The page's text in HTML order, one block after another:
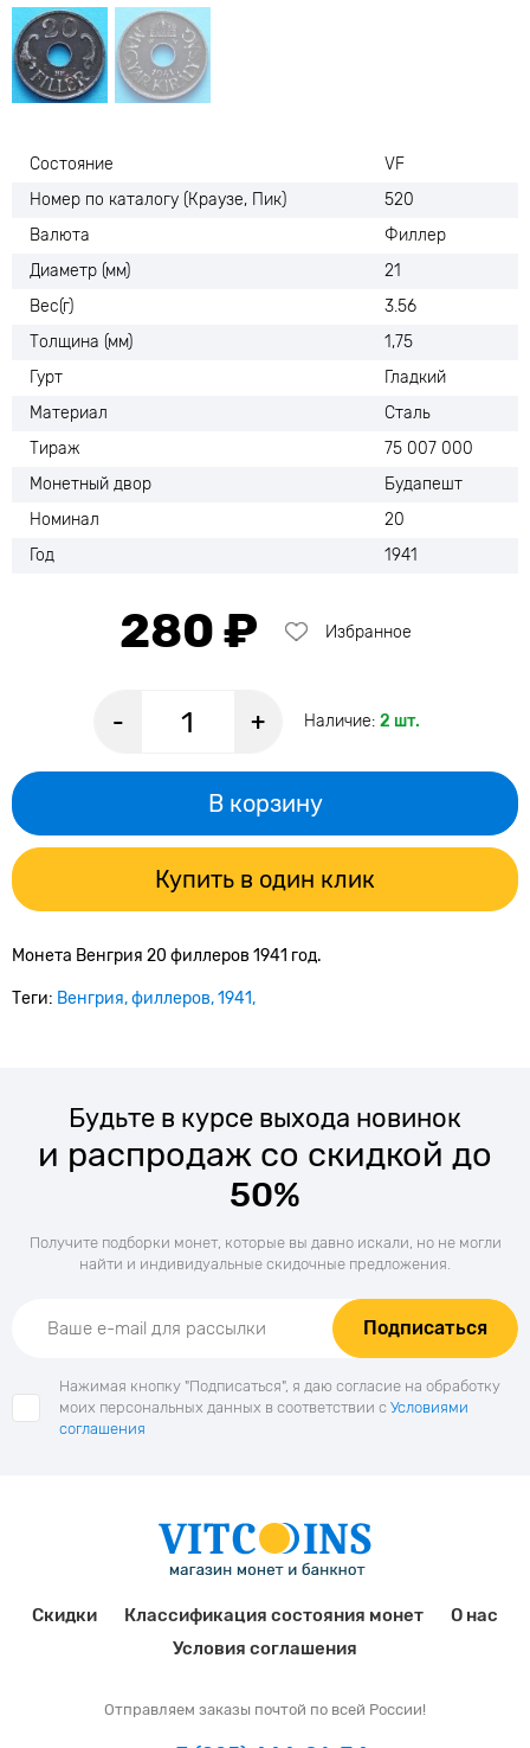
Состояние
VF
Номер по каталогу (Краузе, Пик)
520
Валюта
Филлер
Диаметр (мм)
21
Вес(г)
3.56
Толщина (мм)
1,75
Гурт
Гладкий
Материал
Сталь
Тираж
75 007 000
Монетный двор
Будапешт
Номинал
20
Год
1941
280 ₽ Избранное
- + Наличие: 2 шт.
В корзину
Купить в один клик
Монета Венгрия 20 филлеров 1941 год.
Теги: Венгрия филлеров 1941
Будьте в курсе выхода новинок
и распродаж со скидкой до
50%
Получите подборки монет, которые вы давно искали, но не могли
найти и индивидуальные скидочные предложения.
Подписаться
Нажимая кнопку "Подписаться", я даю согласие на обработку
моих персональных данных в соответствии с Условиями
соглашения
Скидки Классификация состояния монет
О нас
Условия соглашения
Отправляем заказы почтой по всей России!